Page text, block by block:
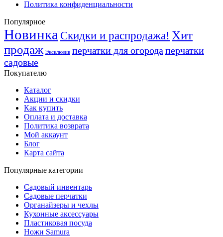
Политика конфиденциальности
Популярное
Новинка Скидки и распродажа! Хит
продаж Эксклюзив перчатки для огорода перчатки
садовые
Покупателю
Каталог
Акции и скидки
Как купить
Оплата и доставка
Политика возврата
Мой аккаунт
Блог
Карта сайта
Популярные категории
Садовый инвентарь
Садовые перчатки
Органайзеры и чехлы
Кухонные аксессуары
Пластиковая посуда
Ножи Samura